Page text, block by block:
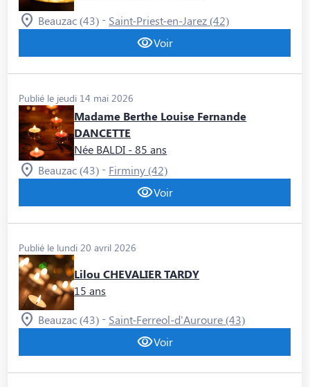
Beauzac (43) - Saint-Priest-en-Jarez (42)
Voir
Publié le jeudi 14 mai 2026
Madame Berthe Louise Fernande
DANCETTE
Née BALDI - 85 ans
Beauzac (43) - Firminy (42)
Voir
Publié le lundi 20 avril 2026
Lilou CHEVALIER TARDY
15 ans
Beauzac (43) - Saint-Ferreol-d'Auroure (43)
Voir